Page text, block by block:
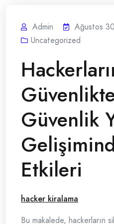
Admin
Ağustos
Uncategorized
Güvenlik
Etkileri
hacker kiralama
Bu makalede, hackerların